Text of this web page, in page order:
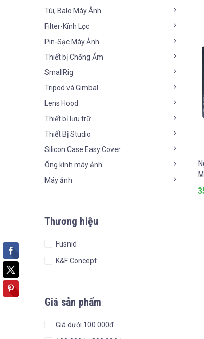
Túi, Balo Máy Ảnh
Filter-Kính Lọc
Pin-Sạc Máy Ảnh
Thiết bị Chống Ẩm
SmallRig
Tripod và Gimbal
Lens Hood
Thiết bị lưu trữ
Thiết Bị Studio
Silicon Case Easy Cover
Ống kính máy ảnh
Máy ảnh
Thương hiệu
Fusnid
K&F Concept
Giá sản phẩm
Giá dưới 100.000đ